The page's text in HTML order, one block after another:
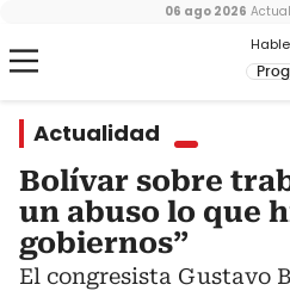
06 ago 2026
Actualidad
Bolívar sobre
un abuso lo que
gobiernos”
El congresista Gustavo